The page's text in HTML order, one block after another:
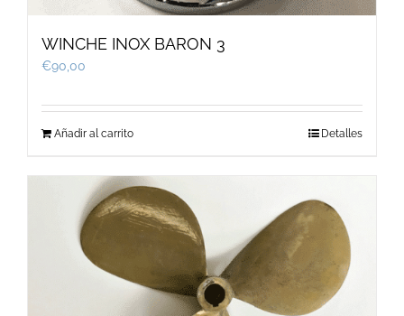
WINCHE INOX BARON 3
€90,00
Añadir al carrito Detalles